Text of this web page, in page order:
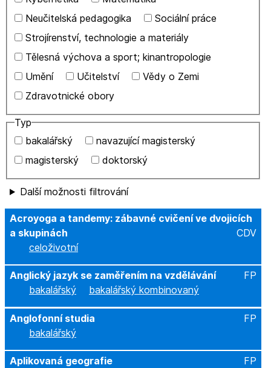
Neučitelská pedagogika
Sociální práce
Strojírenství, technologie a materiály
Tělesná výchova a sport; kinantropologie
Umění
Učitelství
Vědy o Zemi
Zdravotnické obory
Typ
bakalářský
navazující magisterský
magisterský
doktorský
Další možnosti filtrování
Acroyoga a tandemy: zábavné cvičení ve dvojicích
a skupinách
CDV
celoživotní
Anglický jazyk se zaměřením na vzdělávání
FP
bakalářský
bakalářský kombinovaný
Anglofonní studia
FP
bakalářský
Aplikovaná geografie
FP